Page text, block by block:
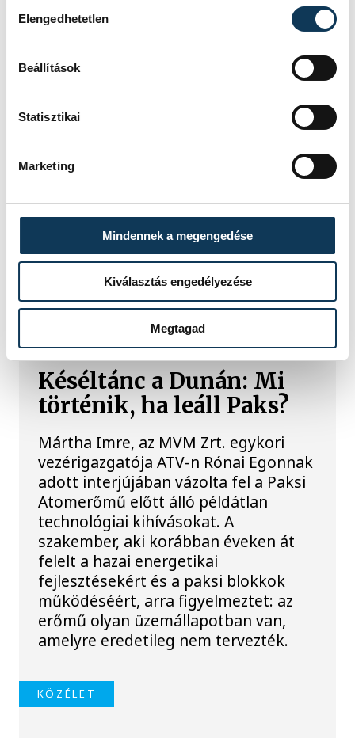
Elengedhetetlen
Beállítások
Statisztikai
Marketing
Mindennek a megengedése
Kiválasztás engedélyezése
Megtagad
TOVÁBBI CIKKEK
Késéltánc a Dunán: Mi
történik, ha leáll Paks?
Mártha Imre, az MVM Zrt. egykori
vezérigazgatója ATV-n Rónai Egonnak
adott interjújában vázolta fel a Paksi
Atomerőmű előtt álló példátlan
technológiai kihívásokat. A
szakember, aki korábban éveken át
felelt a hazai energetikai
fejlesztésekért és a paksi blokkok
működéséért, arra figyelmeztet: az
erőmű olyan üzemállapotban van,
amelyre eredetileg nem tervezték.
KÖZÉLET